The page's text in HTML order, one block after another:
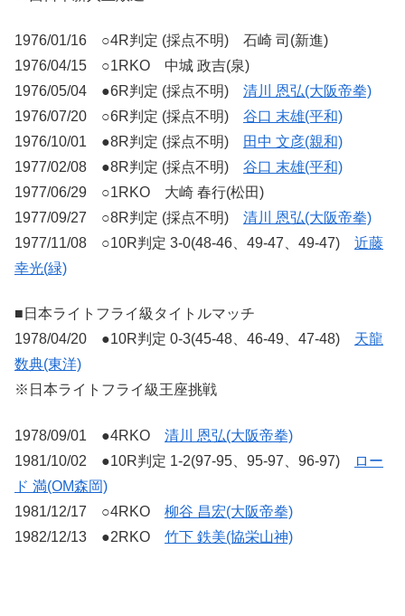
1976/01/16 ○4R判定 (採点不明) 石崎 司(新進)
1976/04/15 ○1RKO 中城 政吉(泉)
1976/05/04 ●6R判定 (採点不明) 清川 恩弘(大阪帝拳)
1976/07/20 ○6R判定 (採点不明) 谷口 末雄(平和)
1976/10/01 ●8R判定 (採点不明)
田中 文彦(親和)
1977/02/08 ●8R判定 (採点不明) 谷口 末雄(平和)
1977/06/29 ○1RKO 大崎 春行(松田)
1977/09/27 ○8R判定 (採点不明) 清川 恩弘(大阪帝拳)
1977/11/08 ○10R判定 3-0(48-46、49-47、49-47) 近藤
幸光(緑)
■日本ライトフライ級タイトルマッチ
1978/04/20 ●10R判定 0-3(45-48、46-49、47-48) 天龍
数典(東洋)
※日本ライトフライ級王座挑戦
1978/09/01 ●4RKO 清川 恩弘(大阪帝拳)
1981/10/02 ●10R判定 1-2(97-95、95-97、96-97)
ロー
ド 満(OM森岡)
1981/12/17 ○4RKO 柳谷 昌宏(大阪帝拳)
1982/12/13 ●2RKO 竹下 鉄美(協栄山神)